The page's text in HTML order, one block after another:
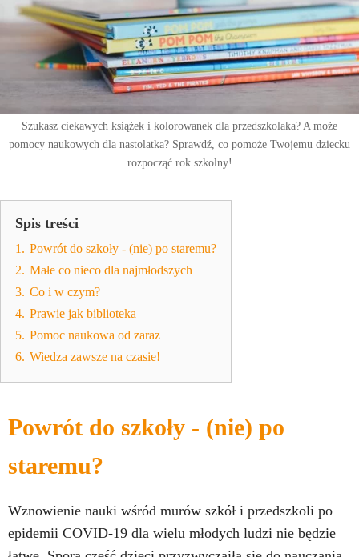
Szukasz ciekawych książek i kolorowanek dla przedszkolaka? A może
pomocy naukowych dla nastolatka? Sprawdź, co pomoże Twojemu dziecku
rozpocząć rok szkolny!
Spis treści
1. Powrót do szkoły - (nie) po staremu?
2. Małe co nieco dla najmłodszych
3. Co i w czym?
4. Prawie jak biblioteka
5. Pomoc naukowa od zaraz
6. Wiedza zawsze na czasie!
Powrót do szkoły - (nie) po
staremu?
Wznowienie nauki wśród murów szkół i przedszkoli po
epidemii COVID-19 dla wielu młodych ludzi nie będzie